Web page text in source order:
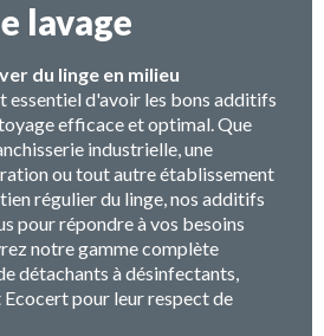
lavage
du linge en milieu
essentiel d'avoir les bons additifs
efficace et optimal. Que
industrielle, une
ou tout autre établissement
régulier du linge, nos additifs
pour répondre à vos besoins
notre gamme complète
détachants à désinfectants,
pour leur respect de